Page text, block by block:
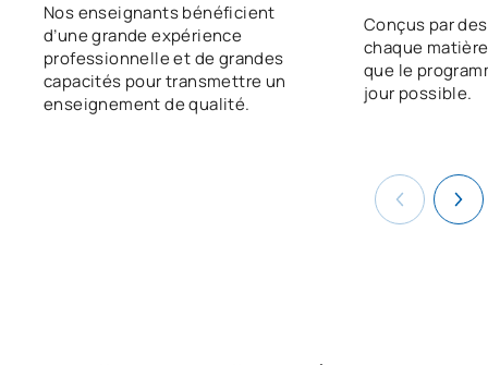
Nos enseignants bénéficient
d’une grande expérience
professionnelle et de grandes
capacités pour transmettre un
enseignement de qualité.
Conçus par
chaque
que le
jour possible.